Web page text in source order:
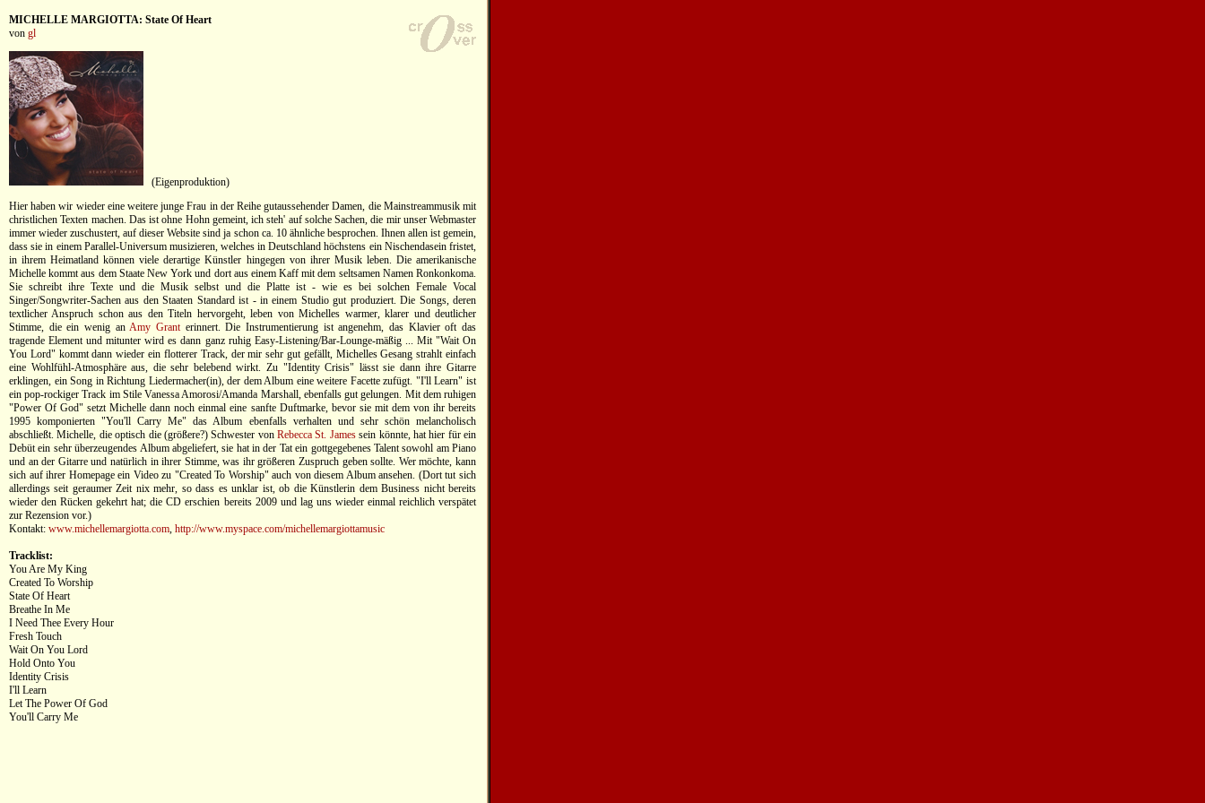
MICHELLE MARGIOTTA: State Of Heart
von gl
(Eigenproduktion)
Hier haben wir wieder eine weitere junge Frau in der Reihe gutaussehender Damen, die Mainstreammusik mit
christlichen Texten machen. Das ist ohne Hohn gemeint, ich steh' auf solche Sachen, die mir unser Webmaster
immer wieder zuschustert, auf dieser Website sind ja schon ca. 10 ähnliche besprochen. Ihnen allen ist gemein,
dass sie in einem Parallel-Universum musizieren, welches in Deutschland höchstens ein Nischendasein fristet,
in ihrem Heimatland können viele derartige Künstler hingegen von ihrer Musik leben. Die amerikanische
Michelle kommt aus dem Staate New York und dort aus einem Kaff mit dem seltsamen Namen Ronkonkoma.
Sie schreibt ihre Texte und die Musik selbst und die Platte ist - wie es bei solchen Female Vocal
Singer/Songwriter-Sachen aus den Staaten Standard ist - in einem Studio gut produziert. Die Songs, deren
textlicher Anspruch schon aus den Titeln hervorgeht, leben von Michelles warmer, klarer und deutlicher
Stimme, die ein wenig anAmy Granterinnert. Die Instrumentierung ist angenehm, das Klavier oft das
tragende Element und mitunter wird es dann ganz ruhig Easy-Listening/Bar-Lounge-mäßig ... Mit "Wait On
You Lord" kommt dann wieder ein flotterer Track, der mir sehr gut gefällt, Michelles Gesang strahlt einfach
eine Wohlfühl-Atmosphäre aus, die sehr belebend wirkt. Zu "Identity Crisis" lässt sie dann ihre Gitarre
erklingen, ein Song in Richtung Liedermacher(in), der dem Album eine weitere Facette zufügt. "I'll Learn" ist
ein pop-rockiger Track im Stile Vanessa Amorosi/Amanda Marshall, ebenfalls gut gelungen. Mit dem ruhigen
"Power Of God" setzt Michelle dann noch einmal eine sanfte Duftmarke, bevor sie mit dem von ihr bereits
1995 komponierten "You'll Carry Me" das Album ebenfalls verhalten und sehr schön melancholisch
abschließt. Michelle, die optisch die (größere?) Schwester von Rebecca St. Jamessein könnte, hat hier für ein
Debüt ein sehr überzeugendes Album abgeliefert, sie hat in der Tat ein gottgegebenes Talent sowohl am Piano
und an der Gitarre und natürlich in ihrer Stimme, was ihr größeren Zuspruch geben sollte. Wer möchte, kann
sich auf ihrer Homepage ein Video zu "Created To Worship" auch von diesem Album ansehen. (Dort tut sich
allerdings seit geraumer Zeit nix mehr, so dass es unklar ist, ob die Künstlerin dem Business nicht bereits
wieder den Rücken gekehrt hat; die CD erschien bereits 2009 und lag uns wieder einmal reichlich verspätet
zur Rezension vor.)
Kontakt: www.michellemargiotta.com, http://www.myspace.com/michellemargiottamusic
Tracklist:
You Are My King
Created To Worship
State Of Heart
Breathe In Me
I Need Thee Every Hour
Fresh Touch
Wait On You Lord
Hold Onto You
Identity Crisis
I'll Learn
Let The Power Of God
You'll Carry Me